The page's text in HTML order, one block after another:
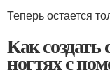
Теперь остается
Как
ногтях с